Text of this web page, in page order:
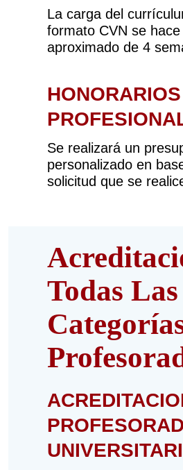
La carga del
formato CVN se
aproximado de 4
HONORARIOS
Se realizará un
personalizado en
solicitud que se
Todas Las